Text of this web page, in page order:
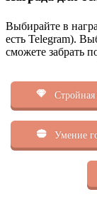
Выбирайте в
есть Telegram).
сможете забрать
Умение